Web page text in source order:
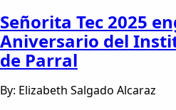
Señorita Tec 2025
Aniversario del
de Parral
By: Elizabeth Salgado Alcaraz